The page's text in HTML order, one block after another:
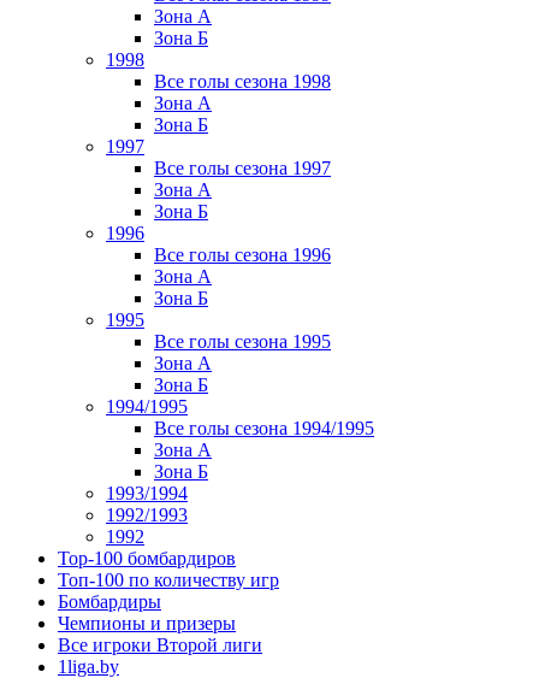
Зона А
Зона Б
1998
Все голы сезона 1998
Зона А
Зона Б
1997
Все голы сезона 1997
Зона А
Зона Б
1996
Все голы сезона 1996
Зона А
Зона Б
1995
Все голы сезона 1995
Зона А
Зона Б
1994/1995
Все голы сезона 1994/1995
Зона А
Зона Б
1993/1994
1992/1993
1992
Top-100 бомбардиров
Топ-100 по количеству игр
Бомбардиры
Чемпионы и призеры
Все игроки Второй лиги
1liga.by